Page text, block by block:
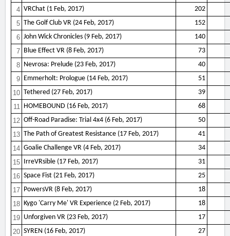
4 VRChat (1 Feb, 2017)
202
5 The Golf Club VR (24 Feb, 2017)
152
6 John Wick Chronicles (9 Feb, 2017)
140
7 Blue Effect VR (8 Feb, 2017)
73
8 Nevrosa: Prelude (23 Feb, 2017)
40
9 Emmerholt: Prologue (14 Feb, 2017)
51
10 Tethered (27 Feb, 2017)
39
11 HOMEBOUND (16 Feb, 2017)
68
12 Off-Road Paradise: Trial 4x4 (6 Feb, 2017)
50
13 The Path of Greatest Resistance (17 Feb, 2017)
41
14 Goalie Challenge VR (4 Feb, 2017)
34
15 IrreVRsible (17 Feb, 2017)
31
16 Space Fist (21 Feb, 2017)
25
17 PowersVR (8 Feb, 2017)
18
18 Kygo 'Carry Me' VR Experience (2 Feb, 2017)
18
19 Unforgiven VR (23 Feb, 2017)
17
20 SYREN (16 Feb, 2017)
27